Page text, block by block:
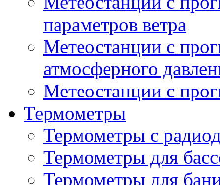
параметров ветра
Метеостанции с
атмосферного
Метеостанции с
Термометры
Термометры с
Термометры для
Термометры для